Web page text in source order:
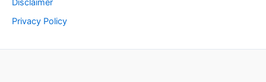
Disclaimer
Privacy Policy